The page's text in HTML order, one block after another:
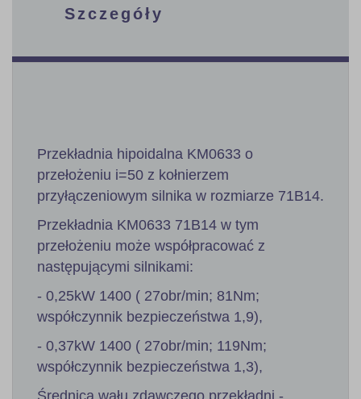
Szczegóły
Przekładnia hipoidalna KM0633 o
przełożeniu i=50 z kołnierzem
przyłączeniowym silnika w rozmiarze 71B14.
Przekładnia KM0633 71B14 w tym
przełożeniu może współpracować z
następującymi silnikami:
- 0,25kW 1400 ( 27obr/min; 81Nm;
współczynnik bezpieczeństwa 1,9),
- 0,37kW 1400 ( 27obr/min; 119Nm;
współczynnik bezpieczeństwa 1,3),
Średnica wału zdawczego przekładni -